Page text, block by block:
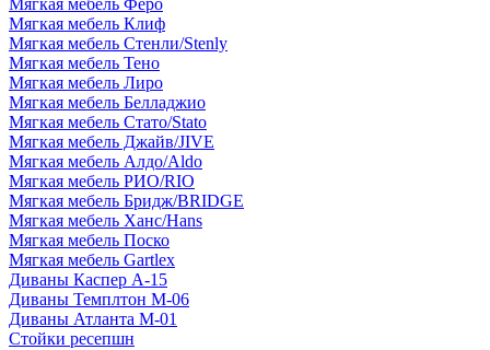
Мягкая мебель Феро
Мягкая мебель Клиф
Мягкая мебель Стенли/Stenly
Мягкая мебель Тено
Мягкая мебель Лиро
Мягкая мебель Белладжио
Мягкая мебель Стато/Stato
Мягкая мебель Джайв/JIVE
Мягкая мебель Алдо/Aldo
Мягкая мебель РИО/RIO
Мягкая мебель Бридж/BRIDGE
Мягкая мебель Ханс/Hans
Мягкая мебель Поско
Мягкая мебель Gartlex
Диваны Каспер А-15
Диваны Темплтон М-06
Диваны Атланта М-01
Стойки ресепшн